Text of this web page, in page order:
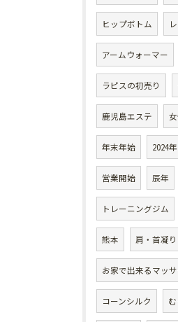
ヒップボトム
アームウォーマー
ラピスの初売り
鹿児島エステ
年末年始 2024年
営業開始 辰年
トレーニングジム
熊本 肩・首凝り
お家で出来るマッ
コーンシルク